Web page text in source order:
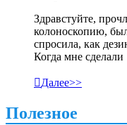
Здравстуйте,
колоноскопию,
спросила, как
Когда мне
Далее>>
Полезное